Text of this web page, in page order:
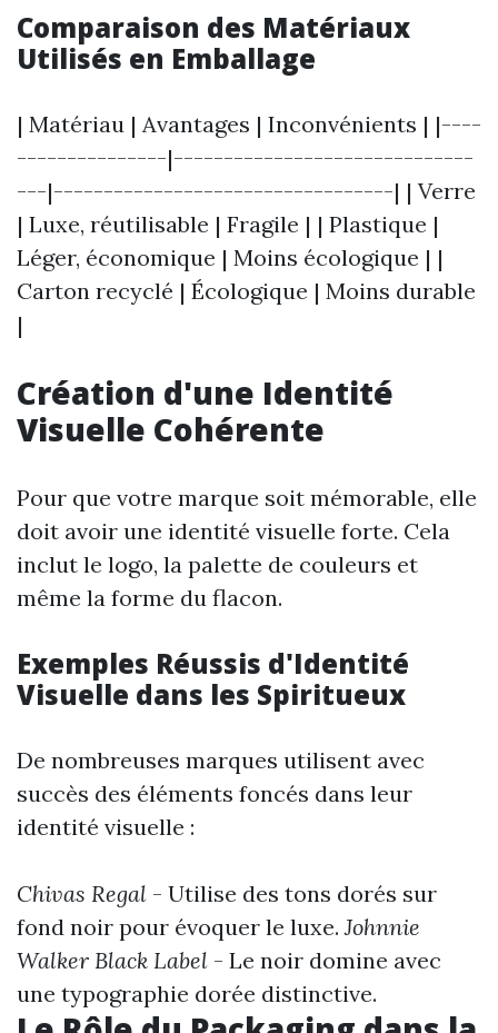
Comparaison des Matériaux
Utilisés en Emballage
| Matériau | Avantages | Inconvénients | |----
---------------|------------------------------
---|----------------------------------| | Verre
| Luxe, réutilisable | Fragile | | Plastique |
Léger, économique | Moins écologique | |
Carton recyclé | Écologique | Moins durable
|
Création d'une Identité
Visuelle Cohérente
Pour que votre marque soit mémorable, elle
doit avoir une identité visuelle forte. Cela
inclut le logo, la palette de couleurs et
même la forme du flacon.
Exemples Réussis d'Identité
Visuelle dans les Spiritueux
De nombreuses marques utilisent avec
succès des éléments foncés dans leur
identité visuelle :
Chivas Regal - Utilise des tons dorés sur
fond noir pour évoquer le luxe.Johnnie
Walker Black Label - Le noir domine avec
une typographie dorée distinctive.